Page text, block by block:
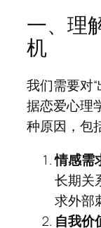
一、理
机
我们需要对
据恋爱心理
种原因，包
情感需
长期关
求外部
自我价